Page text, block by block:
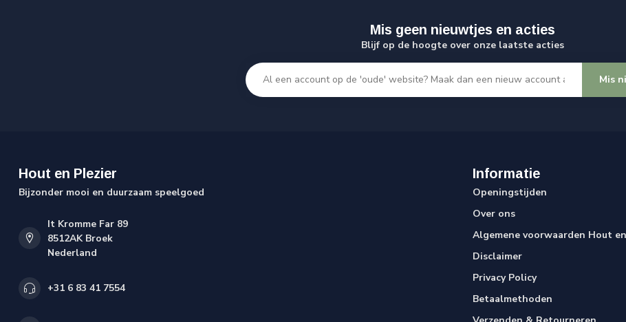
Mis geen nieuwtjes en acties
Blijf op de hoogte over onze laatste acties
Mis
Hout en Plezier
Bijzonder mooi en duurzaam speelgoed
It Kromme Far 89
8512AK Broek
Nederland
+31 6 83 41 7554
Informatie
Openingstijden
Over ons
Algemene voorwaarden Hout
Disclaimer
Privacy Policy
Betaalmethoden